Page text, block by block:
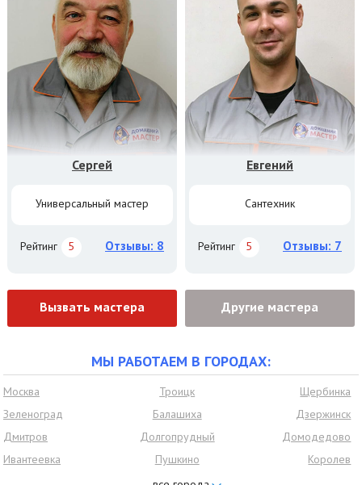
Сергей
Универсальный мастер
Рейтинг 5 Отзывы: 8
Евгений
Сантехник
Рейтинг 5 Отзывы: 7
Вызвать мастера Другие мастера
МЫ РАБОТАЕМ В ГОРОДАХ:
Москва Троицк
Щербинка
Зеленоград
Балашиха
Дзержинск
Дмитров
Долгопрудный
Домодедово
Ивантеевка
Пушкино
Королев
Нахабино